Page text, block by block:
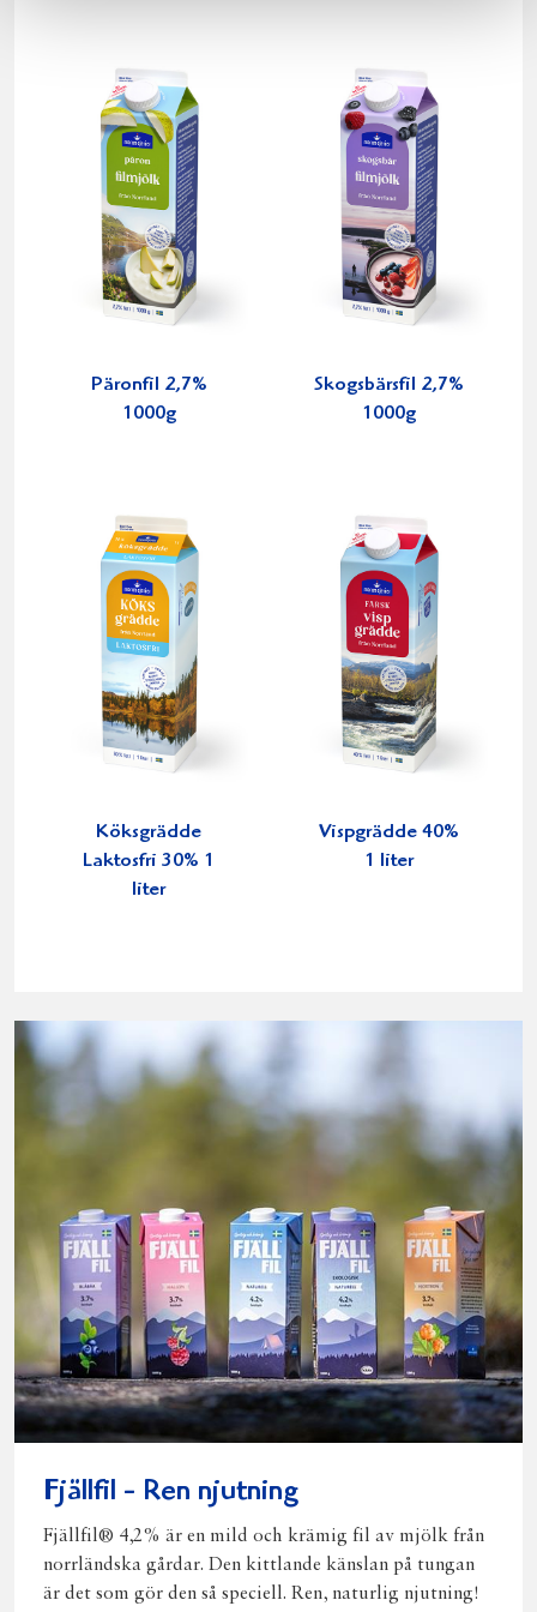
Päronfil 2,7%
1000g
Skogsbärsfil 2,7%
1000g
Köksgrädde
Laktosfri 30% 1
liter
Vispgrädde 40%
1 liter
Fjällfil - Ren njutning
Fjällfil® 4,2% är en mild och krämig fil av mjölk från
norrländska gårdar. Den kittlande känslan på tungan
är det som gör den så speciell. Ren, naturlig njutning!